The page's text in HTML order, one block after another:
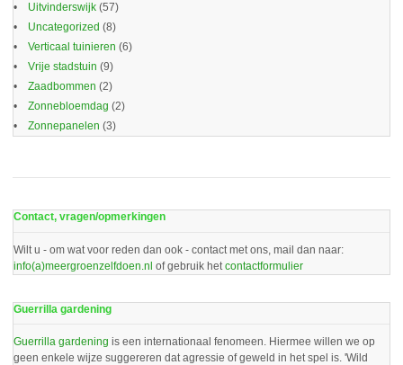
Uitvinderswijk (57)
Uncategorized (8)
Verticaal tuinieren (6)
Vrije stadstuin (9)
Zaadbommen (2)
Zonnebloemdag (2)
Zonnepanelen (3)
Contact, vragen/opmerkingen
Wilt u - om wat voor reden dan ook - contact met ons, mail dan naar:
info(a)meergroenzelfdoen.nl of gebruik het contactformulier
Guerrilla gardening
Guerrilla gardening is een internationaal fenomeen. Hiermee willen we op
geen enkele wijze suggereren dat agressie of geweld in het spel is. 'Wild